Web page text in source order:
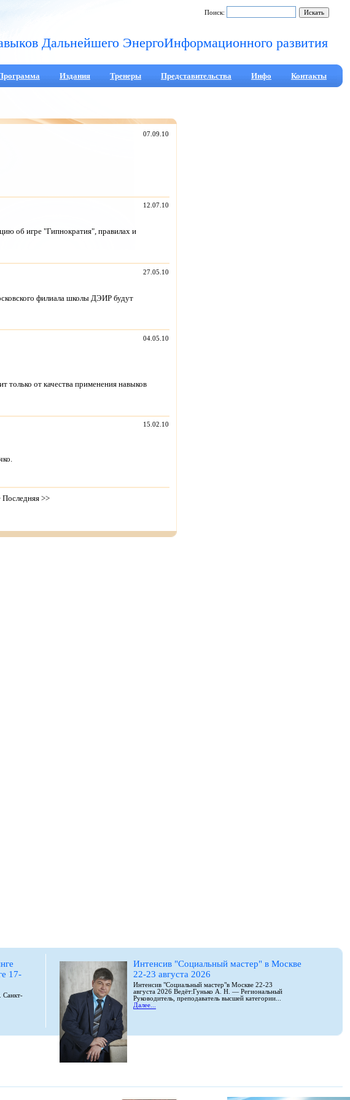
Поиск:
Дальнейшего ЭнергоИнформационного развития
Контакты
Инфо
Представительства
Тренеры
Издания
07.09.10
12.07.10
об игре "Гипнократия", правилах и
27.05.10
филиала школы ДЭИР будут
04.05.10
от качества применения навыков
15.02.10
Последняя >>
17-
Интенсив "Социальный мастер" в Москве
22-23 августа 2026
Интенсив "Социальный мастер"в Москве 22-23
августа 2026 Ведёт:Гунько А. Н. — Региональный
Руководитель, преподаватель высшей категории...
Далее...